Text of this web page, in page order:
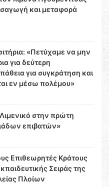
και μεταφορά
«Πετύχαμε να μην
για δεύτερη
για συγκράτηση και
εν μέσω πολέμου»
στην πρώτη
επιβατών»
Επιθεωρητές Κράτους
Σειράς της
Πλοίων